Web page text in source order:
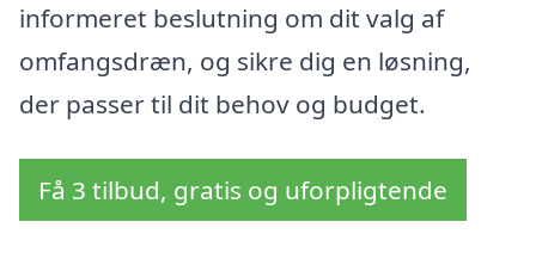
informeret beslutning om dit valg af
omfangsdræn, og sikre dig en løsning,
der passer til dit behov og budget.
Få 3 tilbud, gratis og uforpligtende